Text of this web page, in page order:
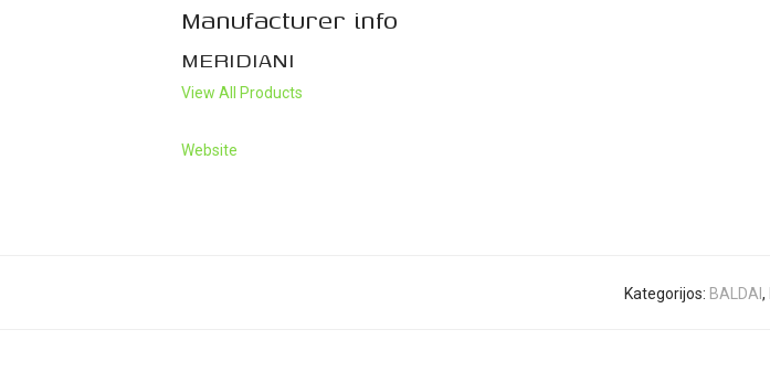
Manufacturer info
MERIDIANI
View All Products
Website
Kategorijos: BALDAI ,